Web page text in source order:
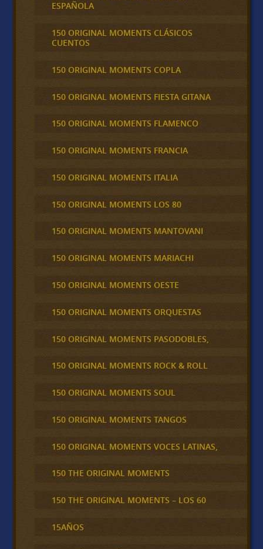
ESPAÑOLA
150 ORIGINAL MOMENTS CLÁSICOS
CUENTOS
150 ORIGINAL MOMENTS COPLA
150 ORIGINAL MOMENTS FIESTA GITANA
150 ORIGINAL MOMENTS FLAMENCO
150 ORIGINAL MOMENTS FRANCIA
150 ORIGINAL MOMENTS ITALIA
150 ORIGINAL MOMENTS LOS 80
150 ORIGINAL MOMENTS MANTOVANI
150 ORIGINAL MOMENTS MARIACHI
150 ORIGINAL MOMENTS OESTE
150 ORIGINAL MOMENTS ORQUESTAS
150 ORIGINAL MOMENTS PASODOBLES,
150 ORIGINAL MOMENTS ROCK & ROLL
150 ORIGINAL MOMENTS SOUL
150 ORIGINAL MOMENTS TANGOS
150 ORIGINAL MOMENTS VOCES LATINAS,
150 THE ORIGINAL MOMENTS
150 THE ORIGINAL MOMENTS – LOS 60
15AÑOS